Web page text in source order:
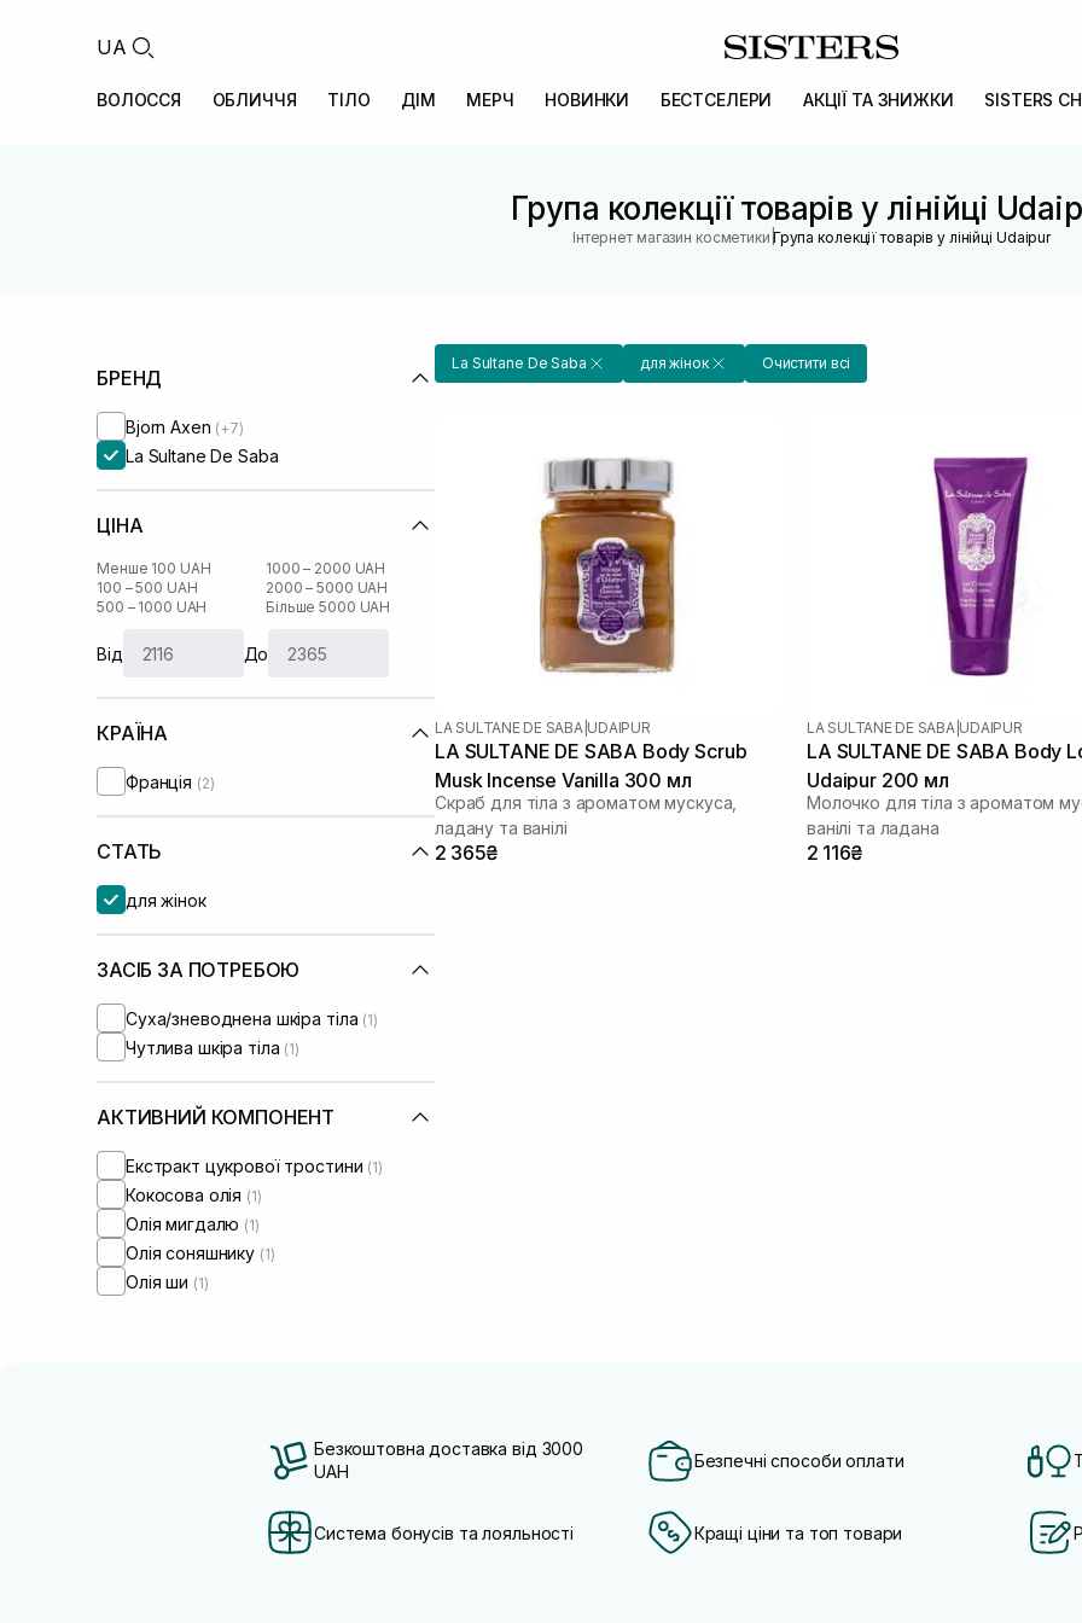
UA
ВОЛОССЯ ОБЛИЧЧЯ ТІЛО ДІМ МЕРЧ НОВИНКИ БЕСТСЕЛЕРИ АКЦІЇ ТА ЗНИЖКИ SISTERS
Група колекції товарів у лінійці
Інтернет магазин косметики |Група колекції товарів у лінійці Udaipur
БРЕНД
Bjorn Axen (+7)
La Sultane De Saba
ЦІНА
Менше 100 UAH
100 – 500 UAH
500 – 1000 UAH
1000 – 2000 UAH
2000 – 5000 UAH
Більше 5000 UAH
Від До
КРАЇНА
Франція (2)
СТАТЬ
для жінок
ЗАСІБ ЗА ПОТРЕБОЮ
Суха/зневоднена шкіра тіла (1)
Чутлива шкіра тіла (1)
АКТИВНИЙ КОМПОНЕНТ
Екстракт цукрової тростини (1)
Кокосова олія (1)
Олія мигдалю (1)
Олія соняшнику (1)
Олія ши (1)
La Sultane De Saba для жінок Очистити всі
LA SULTANE DE SABA UDAIPUR
LA SULTANE DE SABA Body Scrub
Musk Incense Vanilla 300 мл
Скраб для тіла з ароматом мускуса,
ладану та ванілі
2 365₴
LA SULTANE DE SABA UDAIPUR
LA SULTANE DE SABA Body
Udaipur 200 мл
Молочко для тіла з ароматом
ванілі та ладана
2 116₴
Безкоштовна доставка від 3000
UAH
Безпечні способи оплати
Система бонусів та лояльності Кращі ціни та топ товари